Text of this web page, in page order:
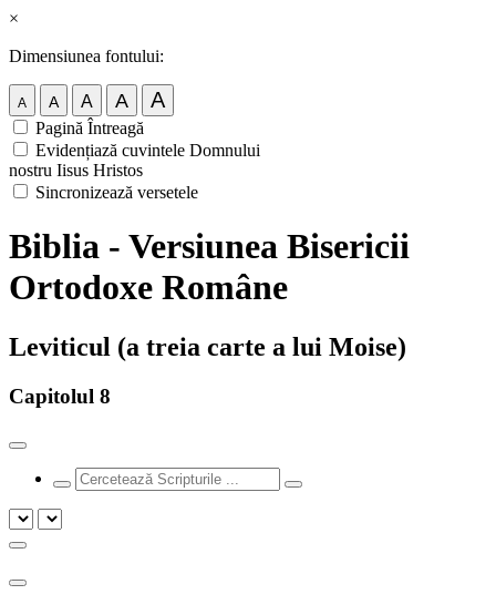
×
Dimensiunea fontului:
A A A A A
Pagină Întreagă
Evidențiază cuvintele Domnului
nostru Iisus Hristos
Sincronizează versetele
Biblia - Versiunea Bisericii
Ortodoxe Române
Leviticul (a treia carte a lui Moise)
Capitolul 8